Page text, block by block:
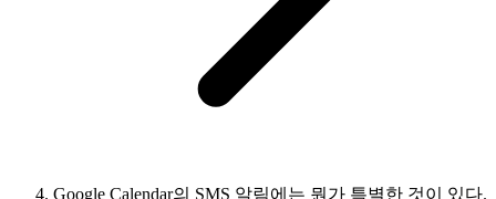
Google Calendar의 SMS 알림에는 뭔가 특별한 것이 있다.